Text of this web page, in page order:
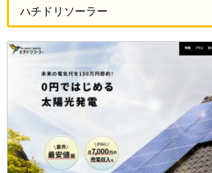
ハチドリソーラー